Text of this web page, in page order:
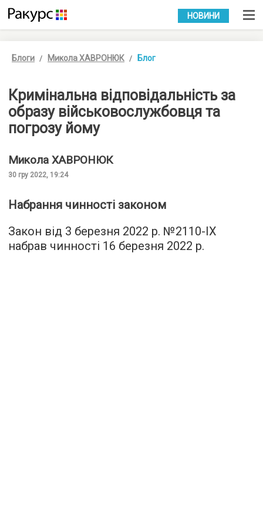
УКР РУС
НОВИНИ
Блоги Микола ХАВРОНЮК Блог
Кримінальна відповідальність за
образу військовослужбовця та
погрозу йому
Микола ХАВРОНЮК
30 гру 2022, 19:24
Набрання чинності законом
Закон від 3 березня 2022 р. №2110-IX
набрав чинності 16 березня 2022 р.